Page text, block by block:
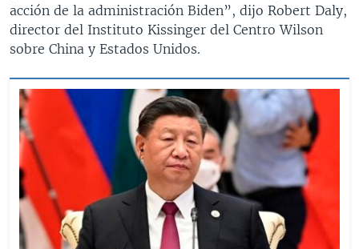
acción de la administración Biden”, dijo Robert Daly,
director del Instituto Kissinger del Centro Wilson
sobre China y Estados Unidos.